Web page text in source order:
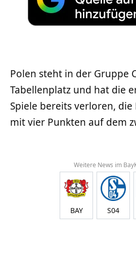
Polen steht in der Gruppe
Tabellenplatz und hat die
Spiele bereits verloren, die
mit vier Punkten auf dem
Weitere News im
BAY S04